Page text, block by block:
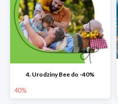
4. Urodziny Bee do -40%
40%